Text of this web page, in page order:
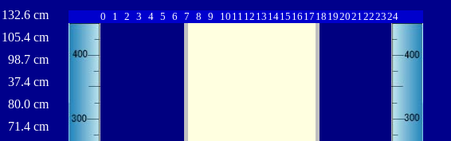
132.6 cm
105.4 cm
98.7 cm
37.4 cm
80.0 cm
71.4 cm
0 1 2 3 4 5 6 7 8 9 10 11 12 13 1415 16 17 18 192021222324